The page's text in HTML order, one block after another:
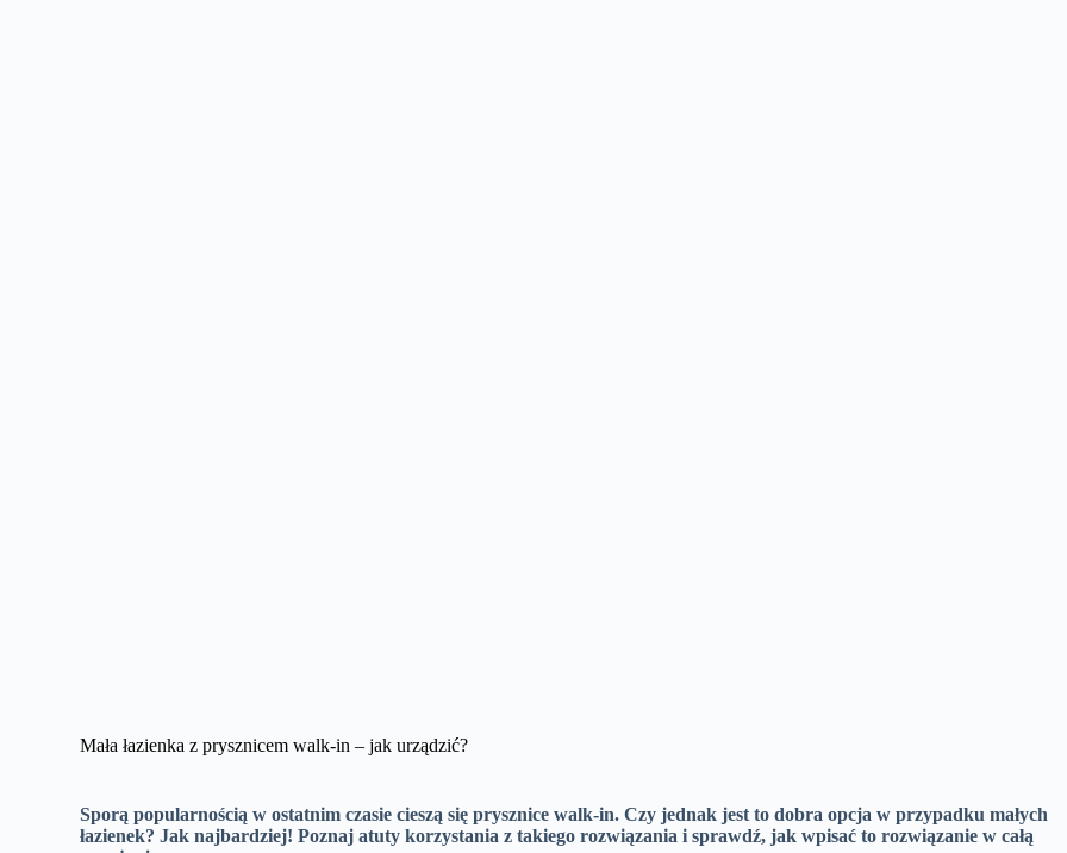
Mała łazienka z prysznicem walk-in – jak urządzić?
Sporą popularnością w ostatnim czasie cieszą się prysznice walk-in. Czy jednak jest to dobra opcja w przypadku małych
łazienek? Jak najbardziej! Poznaj atuty korzystania z takiego rozwiązania i sprawdź, jak wpisać to rozwiązanie w całą